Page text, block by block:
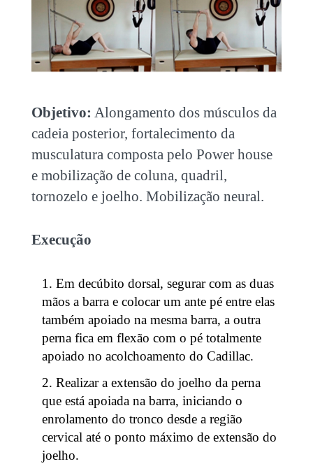
Objetivo: Alongamento dos músculos da
cadeia posterior, fortalecimento da
musculatura composta pelo Power house
e mobilização de coluna, quadril,
tornozelo e joelho. Mobilização neural.
Execução
Em decúbito dorsal, segurar com as duas
mãos a barra e colocar um ante pé entre elas
também apoiado na mesma barra, a outra
perna fica em flexão com o pé totalmente
apoiado no acolchoamento do Cadillac.
Realizar a extensão do joelho da perna
que está apoiada na barra, iniciando o
enrolamento do tronco desde a região
cervical até o ponto máximo de extensão do
joelho.